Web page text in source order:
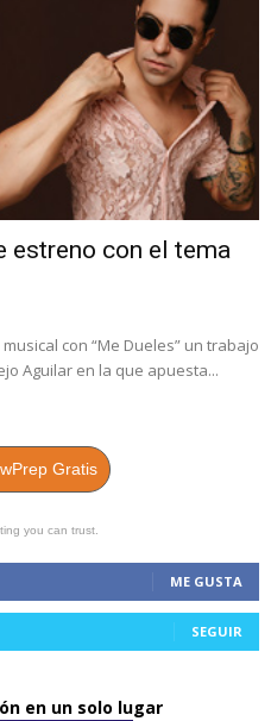
estreno con el tema
con “Me Dueles” un trabajo
Aguilar en la que apuesta...
Gratis
you can trust.
ME GUSTA
SEGUIR
en un solo lugar